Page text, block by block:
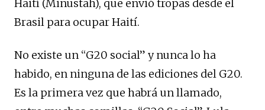
Haití (Minustah), que envió tropas desde el
Brasil para ocupar Haití.
No existe un “G20 social” y nunca lo ha
habido, en ninguna de las ediciones del G20.
Es la primera vez que habrá un llamado,